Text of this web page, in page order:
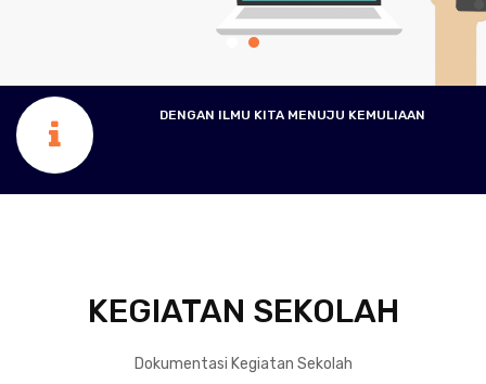
DENGAN ILMU KITA MENUJU KEMULIAAN
KEGIATAN SEKOLAH
Dokumentasi Kegiatan Sekolah